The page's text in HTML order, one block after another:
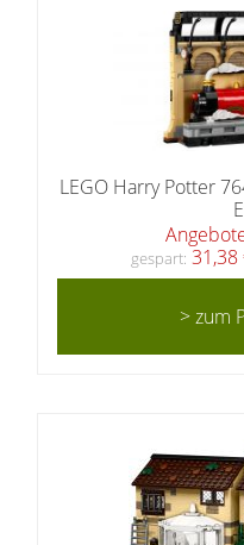
LEGO Harry Potter
gespart: 31,38
> zum